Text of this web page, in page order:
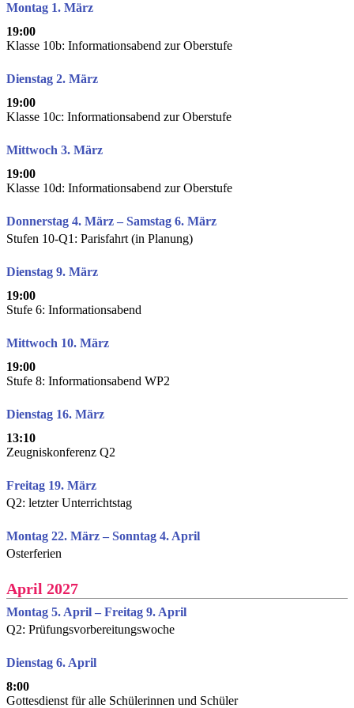
Montag 1. März
19:00
Klasse 10b: Informationsabend zur Oberstufe
Dienstag 2. März
19:00
Klasse 10c: Informationsabend zur Oberstufe
Mittwoch 3. März
19:00
Klasse 10d: Informationsabend zur Oberstufe
Donnerstag 4. März – Samstag 6. März
Stufen 10-Q1: Parisfahrt (in Planung)
Dienstag 9. März
19:00
Stufe 6: Informationsabend
Mittwoch 10. März
19:00
Stufe 8: Informationsabend WP2
Dienstag 16. März
13:10
Zeugniskonferenz Q2
Freitag 19. März
Q2: letzter Unterrichtstag
Montag 22. März – Sonntag 4. April
Osterferien
April 2027
Montag 5. April – Freitag 9. April
Q2: Prüfungsvorbereitungswoche
Dienstag 6. April
8:00
Gottesdienst für alle Schülerinnen und Schüler